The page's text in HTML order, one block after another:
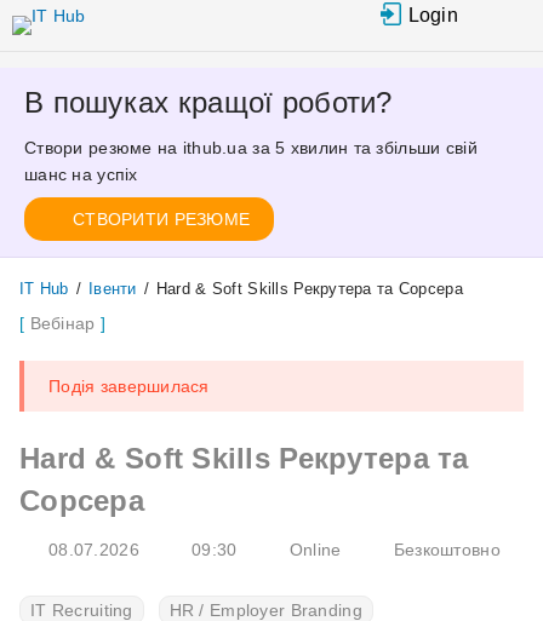
вмісту
Login
В пошуках кращої роботи?
Створи резюме на ithub.ua за 5 хвилин та збільши свій
шанс на успіх
СТВОРИТИ РЕЗЮМЕ
IT Hub / Івенти / Hard & Soft Skills Рекрутера та Сорсера
Вебінар
Подія завершилася
Hard & Soft Skills Рекрутера та
Сорсера
08.07.2026 09:30 Online Безкоштовно
IT Recruiting HR / Employer Branding